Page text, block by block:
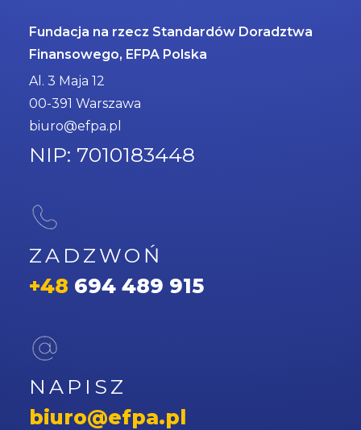
Fundacja na rzecz Standardów Doradztwa
Finansowego, EFPA Polska
Al. 3 Maja 12
00-391 Warszawa
biuro@efpa.pl
NIP: 7010183448
ZADZWOŃ
+48 694 489 915
NAPISZ
biuro@efpa.pl